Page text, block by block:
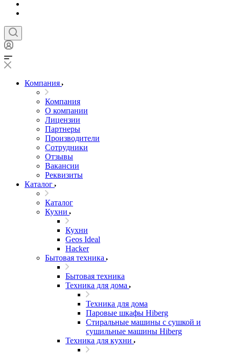
Компания
Компания
О компании
Лицензии
Партнеры
Производители
Сотрудники
Отзывы
Вакансии
Реквизиты
Каталог
Каталог
Кухни
Кухни
Geos Ideal
Hacker
Бытовая техника
Бытовая техника
Техника для дома
Техника для дома
Паровые шкафы Hiberg
Стиральные машины с сушкой и
сушильные машины Hiberg
Техника для кухни